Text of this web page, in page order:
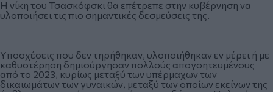
Η νίκη του Τσασκόφσκι θα επέτρεπε στην κυβέρνηση να
υλοποιήσει τις πιο σημαντικές δεσμεύσεις της.
Υποσχέσεις που δεν τηρήθηκαν, υλοποιήθηκαν εν μέρει ή με
καθυστέρηση δημιούργησαν πολλούς απογοητευμένους
από το 2023, κυρίως μεταξύ των υπέρμαχων των
δικαιωμάτων των γυναικών, μεταξύ των οποίων εκείνων της